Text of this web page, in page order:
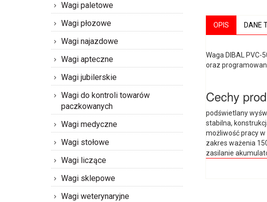
Wagi paletowe
Wagi płozowe
Wagi najazdowe
Wagi apteczne
Wagi jubilerskie
Wagi do kontroli towarów
paczkowanych
Wagi medyczne
Wagi stołowe
Wagi liczące
Wagi sklepowe
Wagi weterynaryjne
OPIS DANE
Waga DIBAL
oraz
Cechy
podświetlany
stabilna,
możliwość pracy
zakres ważenia
zasilanie